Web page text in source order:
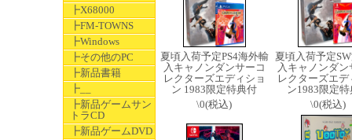
┣X68000
┣FM-TOWNS
┣Windows
┣その他のPC
┣新品書籍
┣__
┣新品ゲームサン
トラCD
┣新品ゲームDVD
夏頃入荷予定PS4海外輸
入キャノンダンサーコ
レクターズエディショ
ン 1983限定特典付
\0(税込)
夏頃入荷予定
入キャノンダン
レクターズエデ
ン1983限定特
\0(税込)